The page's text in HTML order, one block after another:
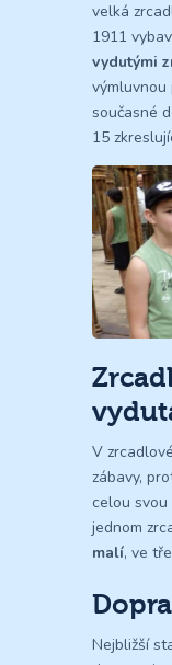
velká
1911
vydutými
výmluvnou
současné
15
V
zábavy,
celou
jednom
malí, ve
Nejbližší